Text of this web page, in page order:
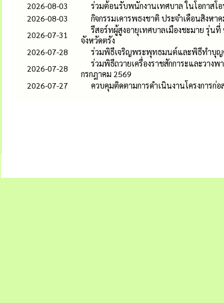
2026-08-03
ร่วมต้อนรับพนักงานเทศบาล ในโอกาสโ
2026-08-03
กิจกรรมเคารพธงชาติ ประจำเดือนสิงหา
2026-07-31
รีสอร์ทผู้สูงอายุเทศบาลเมืองชะมาย รุ่
จังหวัดตรัง
2026-07-28
ร่วมพิธีเจริญพระพุทธมนต์และพิธีทำบุญตั
2026-07-28
ร่วมพิธีถวายเครื่องราชสักการะและวา
กรกฎาคม 2569
2026-07-27
ควบคุมติดตามการดำเนินงานโครงการ